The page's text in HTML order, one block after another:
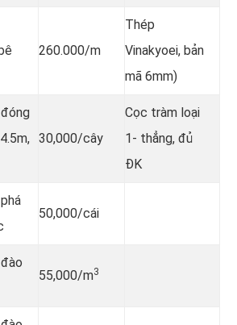
260.000/m
Thép
Vinakyoei, bản
mã 6mm)
30,000/cây
Cọc tràm loại
1- thẳng, đủ
ĐK
50,000/cái
55,000/m3